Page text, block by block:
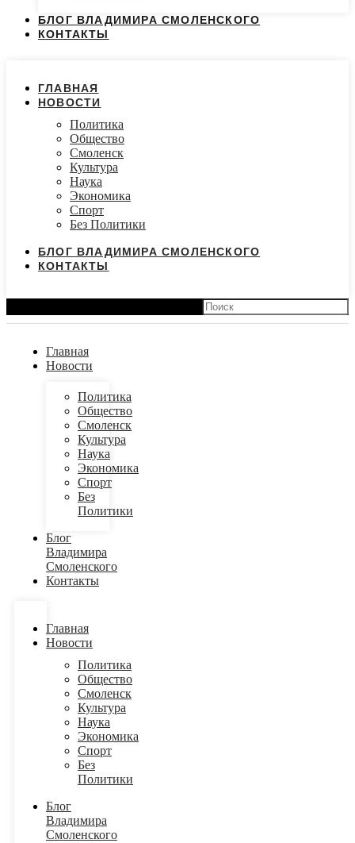
БЛОГ ВЛАДИМИРА СМОЛЕНСКОГО
КОНТАКТЫ
ГЛАВНАЯ
НОВОСТИ
Политика
Общество
Смоленск
Культура
Наука
Экономика
Спорт
Без Политики
БЛОГ ВЛАДИМИРА СМОЛЕНСКОГО
КОНТАКТЫ
Главная
Новости
Политика
Общество
Смоленск
Культура
Наука
Экономика
Спорт
Без
Политики
Блог
Владимира
Смоленского
Контакты
Главная
Новости
Политика
Общество
Смоленск
Культура
Наука
Экономика
Спорт
Без
Политики
Блог
Владимира
Смоленского